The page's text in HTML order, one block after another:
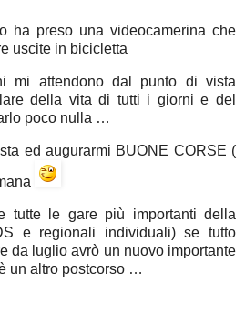
ha preso una videocamerina che
uscite in bicicletta
mi attendono dal punto di vista
della vita di tutti i giorni e del
poco nulla …
ed augurarmi BUONE CORSE (
tutte le gare più importanti della
e regionali individuali) se tutto
da luglio avrò un nuovo importante
un altro postcorso …